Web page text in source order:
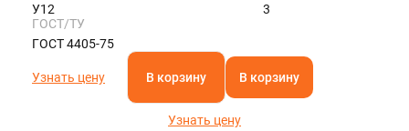
У12
3
ГОСТ/ТУ
ГОСТ 4405-75
Узнать цену В корзину В корзину
Узнать цену